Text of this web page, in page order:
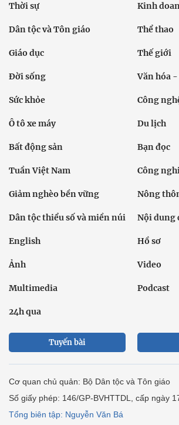
Thời sự Kinh
Dân tộc và Tôn giáo Thể thao
Giáo dục Thế giới
Đời sống Văn hóa
Sức khỏe Công
Ô tô xe máy Du lịch
Bất động sản Bạn đọc
Tuần Việt Nam Công
Giảm nghèo bền vững Nông
Dân tộc thiểu số và miền núi Nội dung
English Hồ sơ
Ảnh Video
Multimedia Podcast
24h qua
Tuyến bài
Cơ quan chủ quản: Bộ Dân tộc và Tôn giáo
Số giấy phép: 146/GP-BVHTTDL, cấp ngày
Tổng biên tập: Nguyễn Văn Bá